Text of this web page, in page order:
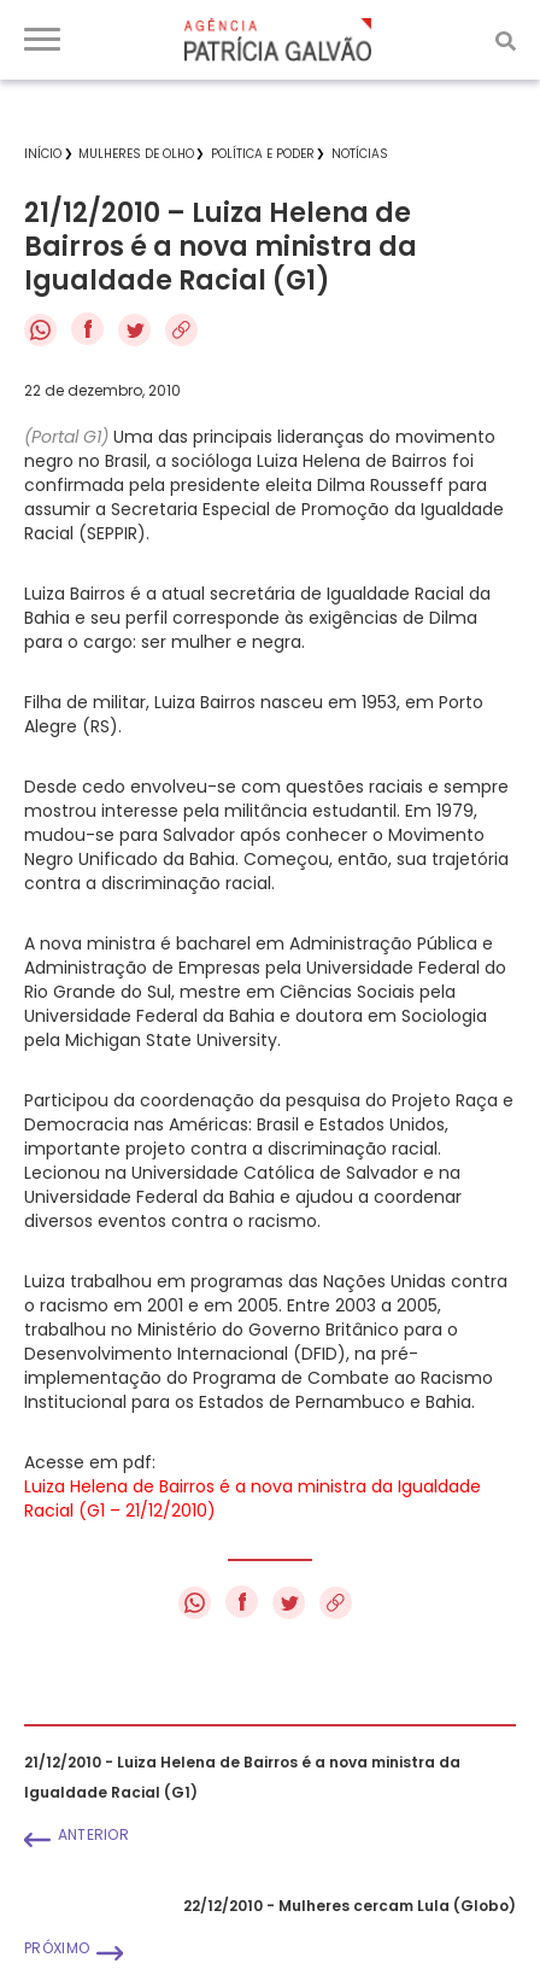
INÍCIO MULHERES DE OLHO POLÍTICA E PODER NOTÍCIAS
21/12/2010 – Luiza Helena de
Bairros é a nova ministra da
Igualdade Racial (G1)
f
22 de dezembro, 2010
(Portal G1) Uma das principais lideranças do movimento
negro no Brasil, a socióloga Luiza Helena de Bairros foi
confirmada pela presidente eleita Dilma Rousseff para
assumir a Secretaria Especial de Promoção da Igualdade
Racial (SEPPIR).
Luiza Bairros é a atual secretária de Igualdade Racial da
Bahia e seu perfil corresponde às exigências de Dilma
para o cargo: ser mulher e negra.
Filha de militar, Luiza Bairros nasceu em 1953, em Porto
Alegre (RS).
Desde cedo envolveu-se com questões raciais e sempre
mostrou interesse pela militância estudantil. Em 1979,
mudou-se para Salvador após conhecer o Movimento
Negro Unificado da Bahia. Começou, então, sua trajetória
contra a discriminação racial.
A nova ministra é bacharel em Administração Pública e
Administração de Empresas pela Universidade Federal do
Rio Grande do Sul, mestre em Ciências Sociais pela
Universidade Federal da Bahia e doutora em Sociologia
pela Michigan State University.
Participou da coordenação da pesquisa do Projeto Raça e
Democracia nas Américas: Brasil e Estados Unidos,
importante projeto contra a discriminação racial.
Lecionou na Universidade Católica de Salvador e na
Universidade Federal da Bahia e ajudou a coordenar
diversos eventos contra o racismo.
Luiza trabalhou em programas das Nações Unidas contra
o racismo em 2001 e em 2005. Entre 2003 a 2005,
trabalhou no Ministério do Governo Britânico para o
Desenvolvimento Internacional (DFID), na pré-
implementação do Programa de Combate ao Racismo
Institucional para os Estados de Pernambuco e Bahia.
Acesse em pdf:
Luiza Helena de Bairros é a nova ministra da Igualdade
Racial (G1 – 21/12/2010)
f
21/12/2010 - Luiza Helena de Bairros é a nova ministra da
Igualdade Racial (G1)
ANTERIOR
22/12/2010 - Mulheres cercam Lula (Globo)
PRÓXIMO